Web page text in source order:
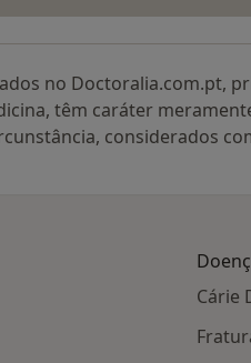
no Doctoralia.com.pt,
têm caráter
considerados
Cárie